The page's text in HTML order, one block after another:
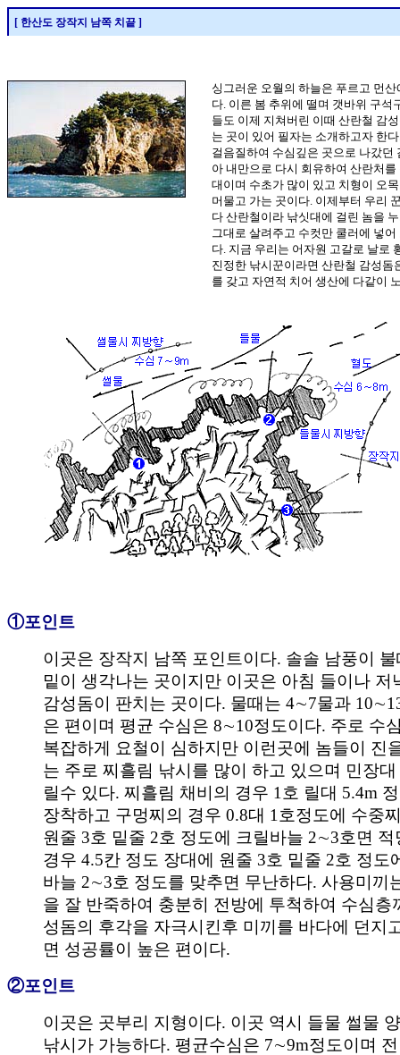
[ 한산도 장작지 남쪽 치끝 ]
싱그러운 오월의 하늘은 푸르고 먼
다. 이른 봄 추위에 떨며 갯바위 구석
들도 이제 지쳐버린 이때 산란철 감
는 곳이 있어 필자는 소개하고자 한
걸음질하여 수심깊은 곳으로 나갔던
아 내만으로 다시 회유하여 산란처
대이며 수초가 많이 있고 치형이 오
머물고 가는 곳이다. 이제부터 우리
다 산란철이라 낚싯대에 걸린 놈을
그대로 살려주고 수컷만 쿨러에 넣
다. 지금 우리는 어자원 고갈로 날로
진정한 낚시꾼이라면 산란철 감성돔
를 갖고 자연적 치어 생산에 다같이
①포인트
이곳은 장작지 남쪽 포인트이다. 솔솔 남풍이
밑이 생각나는 곳이지만 이곳은 아침 들이나 저
감성돔이 판치는 곳이다. 물때는 4∼7물과
은 편이며 평균 수심은 8∼10정도이다. 주로 수
복잡하게 요철이 심하지만 이런곳에 놈들이 진
는 주로 찌흘림 낚시를 많이 하고 있으며 민장
릴수 있다. 찌흘림 채비의 경우 1호 릴대 5.4m
장착하고 구멍찌의 경우 0.8대 1호정도에 수중
원줄 3호 밑줄 2호 정도에 크릴바늘 2∼3호면
경우 4.5칸 정도 장대에 원줄 3호 밑줄 2호 정도
바늘 2∼3호 정도를 맞추면 무난하다. 사용미끼
을 잘 반죽하여 충분히 전방에 투척하여 수심층
성돔의 후각을 자극시킨후 미끼를 바다에 던지
면 성공률이 높은 편이다.
②포인트
이곳은 곳부리 지형이다. 이곳 역시 들물 썰물
낚시가 가능하다. 평균수심은 7∼9m정도이며